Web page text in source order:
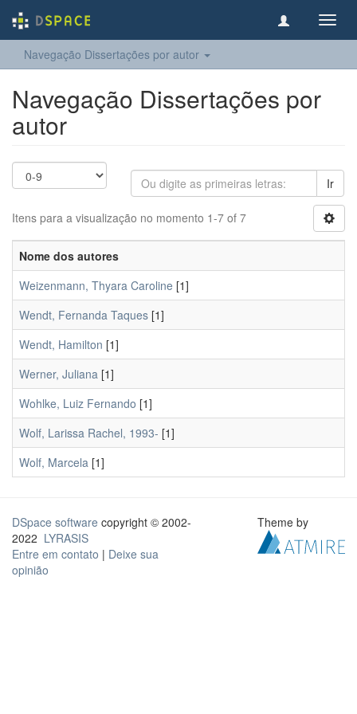
Navegação Dissertações por autor
Navegação Dissertações por
autor
Ir
Itens para a visualização no momento 1-7 of 7
Nome dos autores
Weizenmann, Thyara Caroline [1]
Wendt, Fernanda Taques [1]
Wendt, Hamilton [1]
Werner, Juliana [1]
Wohlke, Luiz Fernando [1]
Wolf, Larissa Rachel, 1993- [1]
Wolf, Marcela [1]
DSpace software copyright © 2002-
2022 LYRASIS
Entre em contato | Deixe sua
opinião
Theme by